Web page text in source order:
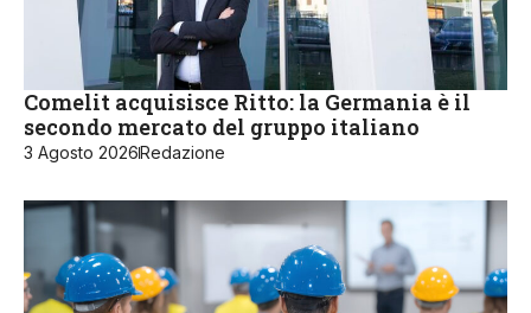
Comelit acquisisce Ritto: la Germania è il
secondo mercato del gruppo italiano
3 Agosto 2026 Redazione